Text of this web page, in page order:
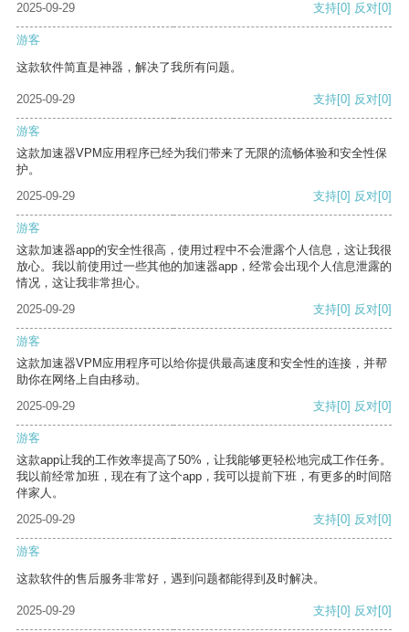
2025-09-29
支持[0] 反对[0]
游客
这款软件简直是神器，解决了我所有问题。
2025-09-29 支持[0] 反对[0]
游客
这款加速器VPM应用程序已经为我们带来了无限的流畅体验和安全性保
护。
2025-09-29
支持[0] 反对[0]
游客
这款加速器app的安全性很高，使用过程中不会泄露个人信息，这让我很
放心。我以前使用过一些其他的加速器app，经常会出现个人信息泄露的
情况，这让我非常担心。
2025-09-29
支持[0] 反对[0]
游客
这款加速器VPM应用程序可以给你提供最高速度和安全性的连接，并帮
助你在网络上自由移动。
2025-09-29
支持[0] 反对[0]
游客
这款app让我的工作效率提高了50%，让我能够更轻松地完成工作任务。
我以前经常加班，现在有了这个app，我可以提前下班，有更多的时间陪
伴家人。
2025-09-29
支持[0] 反对[0]
游客
这款软件的售后服务非常好，遇到问题都能得到及时解决。
2025-09-29 支持[0] 反对[0]